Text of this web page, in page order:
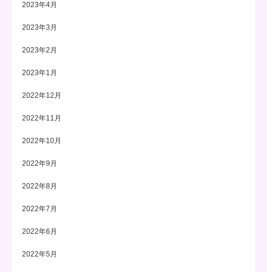
2023年4月
2023年3月
2023年2月
2023年1月
2022年12月
2022年11月
2022年10月
2022年9月
2022年8月
2022年7月
2022年6月
2022年5月